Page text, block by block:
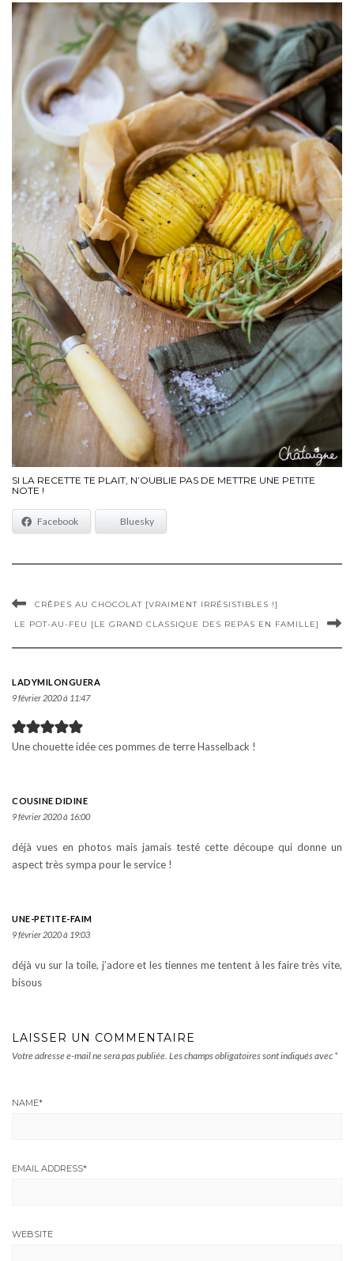
SI LA RECETTE TE PLAIT, N’OUBLIE PAS DE METTRE UNE PETITE
NOTE !
Facebook Bluesky
CRÊPES AU CHOCOLAT [VRAIMENT IRRÉSISTIBLES !]
LE POT-AU-FEU [LE GRAND CLASSIQUE DES REPAS EN FAMILLE]
LADYMILONGUERA
9 février 2020 à 11:47
Une chouette idée ces pommes de terre Hasselback !
COUSINE DIDINE
9 février 2020 à 16:00
déjà vues en photos mais jamais testé cette découpe qui donne un
aspect très sympa pour le service !
UNE-PETITE-FAIM
9 février 2020 à 19:03
déjà vu sur la toile, j’adore et les tiennes me tentent à les faire très vite,
bisous
LAISSER UN COMMENTAIRE
Votre adresse e-mail ne sera pas publiée. Les champs obligatoires sont indiqués avec *
NAME*
EMAIL ADDRESS*
WEBSITE